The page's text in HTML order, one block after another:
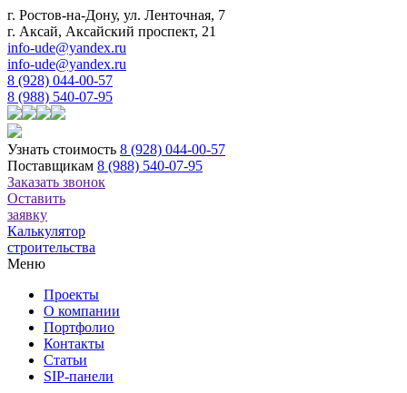
г. Ростов-на-Дону, ул. Ленточная, 7
г. Аксай, Аксайский проспект, 21
info-ude@yandex.ru
info-ude@yandex.ru
8 (928) 044-00-57
8 (988) 540-07-95
Узнать стоимость 8 (928) 044-00-57
Поставщикам 8 (988) 540-07-95
Заказать звонок
Оставить
заявку
Калькулятор
строительства
Меню
Проекты
О компании
Портфолио
Контакты
Статьи
SIP-панели